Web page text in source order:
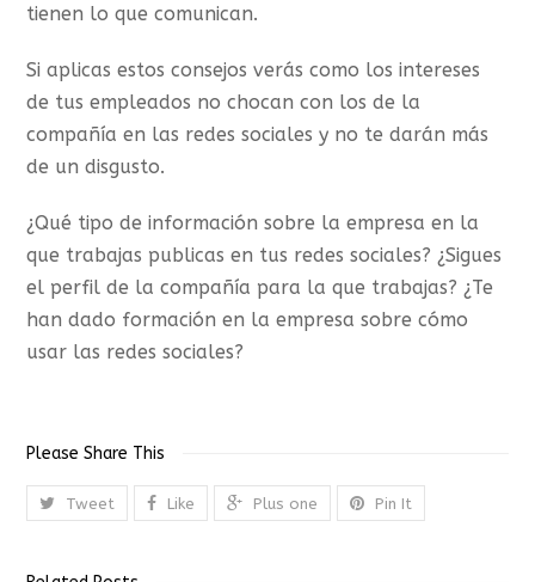
tienen lo que comunican.
Si aplicas estos consejos verás como los intereses
de tus empleados no chocan con los de la
compañía en las redes sociales y no te darán más
de un disgusto.
¿Qué tipo de información sobre la empresa en la
que trabajas publicas en tus redes sociales? ¿Sigues
el perfil de la compañía para la que trabajas? ¿Te
han dado formación en la empresa sobre cómo
usar las redes sociales?
Please Share This
Tweet Like Plus one Pin It